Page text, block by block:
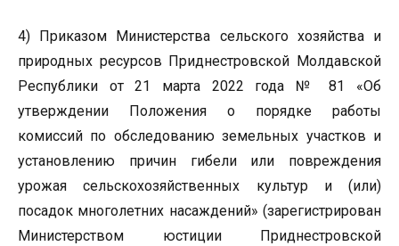
4) Приказом Министерства сельского хозяйства и
природных ресурсов Приднестровской Молдавской
Республики от 21 марта 2022 года № 81 «Об
утверждении Положения о порядке работы
комиссий по обследованию земельных участков и
установлению причин гибели или повреждения
урожая сельскохозяйственных культур и (или)
посадок многолетних насаждений» (зарегистрирован
Министерством юстиции Приднестровской